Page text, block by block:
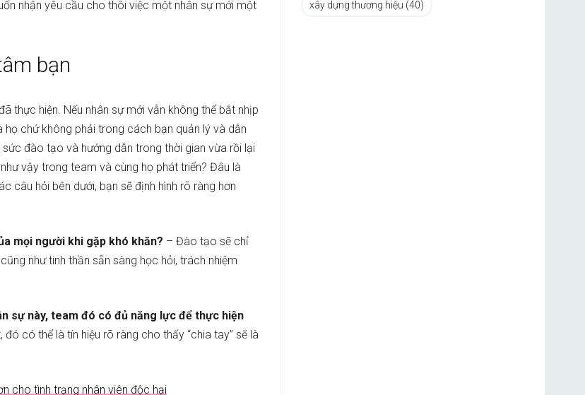
nhận yêu cầu cho thôi việc một nhân sự mới một
bạn
thực hiện. Nếu nhân sự mới vẫn không thể bắt nhịp
chứ không phải trong cách bạn quản lý và dẫn
đào tạo và hướng dẫn trong thời gian vừa rồi lại
vậy trong team và cùng họ phát triển? Đâu là
câu hỏi bên dưới, bạn sẽ định hình rõ ràng hơn
mọi người khi gặp khó khăn? – Đào tạo sẽ chỉ
như tinh thần sẵn sàng học hỏi, trách nhiệm
sự này, team đó có đủ năng lực để thực hiện
có thể là tín hiệu rõ ràng cho thấy “chia tay” sẽ là
cho tình trạng nhân viên độc hại
xây dựng thương hiệu (40)